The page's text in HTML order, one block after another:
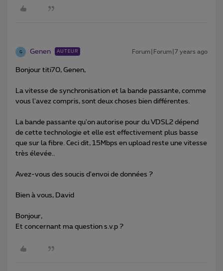
G Genen AUTEUR Forum|Forum|7 years ago
Bonjour titi70, Genen,
La vitesse de synchronisation et la bande passante, comme
vous l'avez compris, sont deux choses bien différentes.
La bande passante qu'on autorise pour du VDSL2 dépend
de cette technologie et elle est effectivement plus basse
que sur la fibre. Ceci dit, 15Mbps en upload reste une vitesse
très élevée..
Avez-vous des soucis d'envoi de données ?
Bien à vous, David
Bonjour,
Et concernant ma question s.v.p ?